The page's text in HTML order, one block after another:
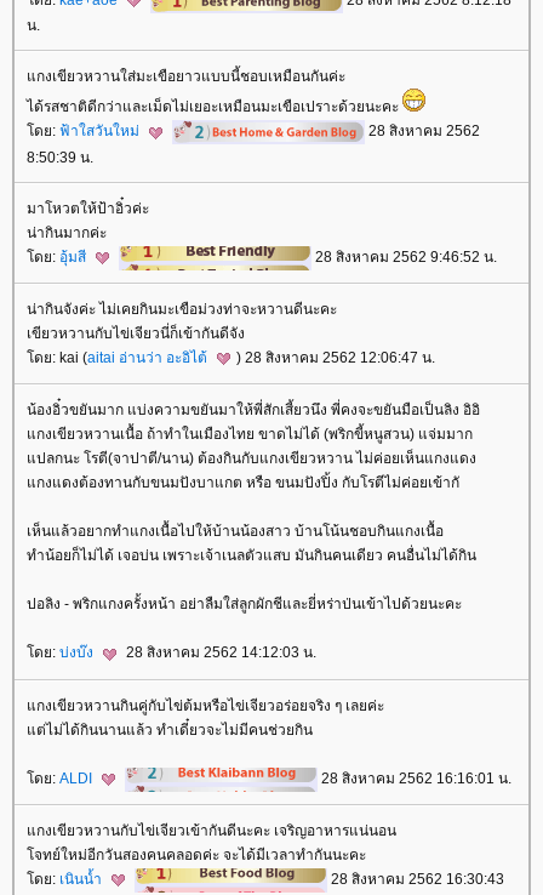
น.
กงเขียวหวานใส่มะเขือยาวแบบนี้ชอบเหมือนกันค่ะ
ได้รสชาติดีกว่าและเม็ดไม่เยอะเหมือนมะเขือเปราะด้วยนะคะ
ดย: ฟ้าใสวันใหม่
28 สิงหาคม 2562
8:50:39 น.
มาโหวตให้ป้าอิ๋วค่ะ
น่ากินมากค่ะ
ดย: อุ้มสี 28 สิงหาคม 2562 9:46:52 น.
น่ากินจังค่ะ ไม่เคยกินมะเขือม่วงท่าจะหวานดีนะคะ
เขียวหวานกับไข่เจียวนี่ก็เข้ากันดีจัง
ดย: kai (aitai อ่านว่า อะอิไต้ ) 28 สิงหาคม 2562 12:06:47 น.
น้องอิ๋วขยันมาก แบ่งความขยันมาให้พี่สักเสี้ยวนึง พี่คงจะขยันมือเป็นลิง อิอิ
กงเขียวหวานเนื้อ ถ้าทำในเมืองไทย ขาดไม่ได้ (พริกขี้หนูสวน) แจ่มมาก
ปลกนะ โรตี(จาปาตี/นาน) ต้องกินกับแกงเขียวหวาน ไม่ค่อยเห็นแกงแดง
กงแดงต้องทานกับขนมปังบาแกต หรือ ขนมปังปิ้ง กับโรตีไม่ค่อยเข้ากั
เห็นแล้วอยากทำแกงเนื้อไปให้บ้านน้องสาว บ้านโน้นชอบกินแกงเนื้อ
ทำน้อยก็ไม่ได้ เจอบ่น เพราะเจ้าเนลตัวแสบ มันกินคนเดียว คนอื่นไม่ได้กิน
ปอลิง - พริกแกงครั้งหน้า อย่าลืมใส่ลูกผักชีและยี่หร่าป่นเข้าไปด้วยนะคะ
ดย: บ่งบ๊ง 28 สิงหาคม 2562 14:12:03 น.
กงเขียวหวานกินคู่กับไข่ต้มหรือไข่เจียวอร่อยจริง ๆ เลยค่ะ
ต่ไม่ได้กินนานแล้ว ทำเดี๋ยวจะไม่มีคนช่วยกิน
ดย: ALDI 28 สิงหาคม 2562 16:16:01 น.
กงเขียวหวานกับไข่เจียวเข้ากันดีนะคะ เจริญอาหารแน่นอน
จทย์ใหม่อีกวันสองคนคลอดค่ะ จะได้มีเวลาทำกันนะคะ
ดย: เนินน้ำ
28 สิงหาคม 2562 16:30:43